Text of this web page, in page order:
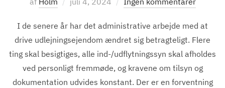
I de senere år har det administrative arbejde med at
drive udlejningsejendom ændret sig betragteligt. Flere
ting skal besigtiges, alle ind-/udflytningssyn skal afholdes
ved personligt fremmøde, og kravene om tilsyn og
dokumentation udvides konstant. Der er en forventning